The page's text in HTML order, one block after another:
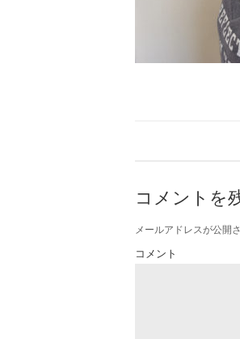
コメントを
メールアドレスが公開
コメント